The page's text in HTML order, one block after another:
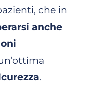
che in
anche
.